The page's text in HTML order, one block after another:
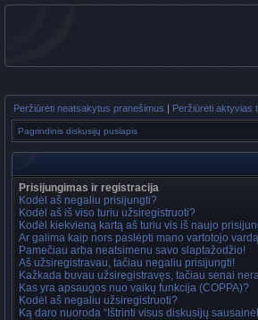
Peržiūrėti neatsakytus pranešimus | Peržiūrėti aktyvias
Pagrindinis diskusijų puslapis
Prisijungimas ir registracija
Kodėl aš negaliu prisijungti?
Kodėl aš iš viso turiu užsiregistruoti?
Kodėl kiekvieną kartą aš turiu vis iš naujo
Ar galima kaip nors paslėpti mano vartotojo
Pamečiau arba neatsimenu savo slaptažodžio!
Aš užsiregistravau, tačiau negaliu prisijungti!
Kažkada buvau užsiregistravęs, tačiau senai
Kas yra apsaugos nuo vaikų funkcija (COPPA)?
Kodėl aš negaliu užsiregistruoti?
Ką daro nuoroda “Ištrinti visus diskusijų